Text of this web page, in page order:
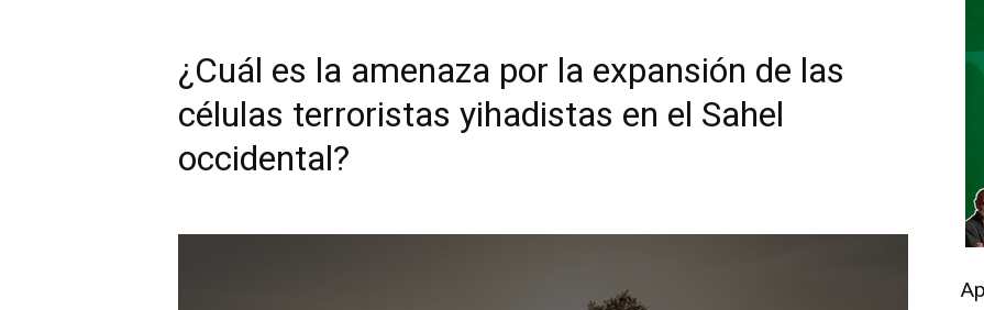
¿Cuál es la amenaza por la expansión de las
células terroristas yihadistas en el Sahel
occidental?